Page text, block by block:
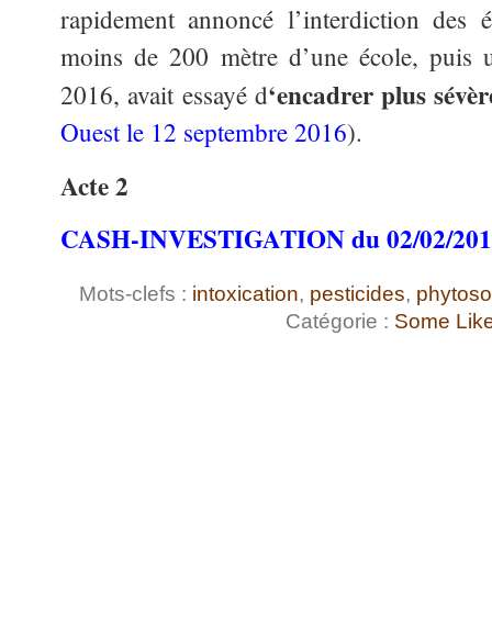
rapidement annoncé l’interdiction des
moins de 200 mètre d’une école, puis
2016, avait essayé d‘encadrer plus
Ouest le 12 septembre 2016).
Acte 2
CASH-INVESTIGATION du 02/02/
Mots-clefs : intoxication, pesticides,
Catégorie : Some